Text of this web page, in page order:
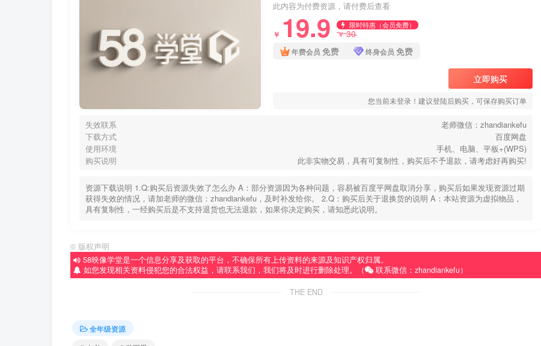
此内容为付费资源，请付费后查看
￥ 19.9 限时特惠（会员免费）
￥30
年费会员 免费 终身会员 免费
立即购买
您当前未登录！建议登陆后购买，可保存购买订单
失效联系
老师微信：zhandiankefu
下载方式
百度网盘
使用环境
手机、电脑、平板+(WPS)
购买说明
此非实物交易，具有可复制性，购买后不予退款，请考虑好再购买!
资源下载说明 1.Q:购买后资源失效了怎么办 A：部分资源因为各种问题，容易被百度平网盘取消分享，购买后如果发现资源过期
获得失效的情况，请加老师的微信：zhandiankefu，及时补发给你。 2.Q：购买后关于退换货的说明 A：本站资源为虚拟物品，
具有复制性，一经购买后是不支持退货也无法退款，如果你决定购买，请知悉此说明。
© 版权声明
58映像学堂是一个信息分享及获取的平台，不确保所有上传资料的来源及知识产权归属。
如您发现相关资料侵犯您的合法权益，请联系我们，我们将及时进行删除处理。（
联系微信：zhandiankefu）
THE END
全年级资源